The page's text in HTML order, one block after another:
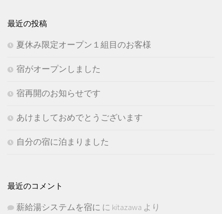
最近の投稿
夏休み限定オープン１組目のお客様
宿がオープンしました
宿再開のお知らせです
あけましておめでとうございます
自分の宿に泊まりました
最近のコメント
薪給湯システムを宿に に kitazawa より